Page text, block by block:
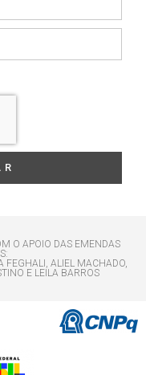
O APOIO DAS EMENDAS
FEGHALI, ALIEL MACHADO,
E LEILA BARROS